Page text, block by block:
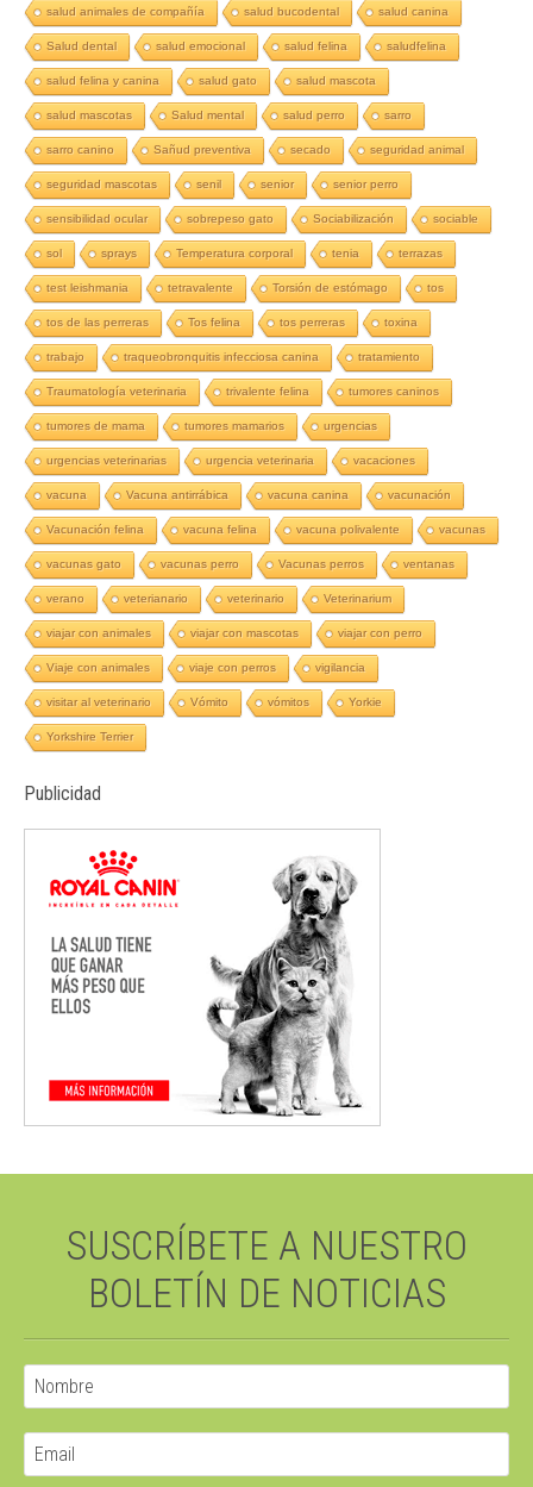
salud animales de compañía salud bucodental salud canina
Salud dental salud emocional salud felina saludfelina
salud felina y canina salud gato salud mascota
salud mascotas Salud mental salud perro sarro
sarro canino Sañud preventiva secado seguridad animal
seguridad mascotas senil senior senior perro
sensibilidad ocular sobrepeso gato Sociabilización sociable
sol sprays Temperatura corporal tenia terrazas
test leishmania tetravalente Torsión de estómago tos
tos de las perreras Tos felina tos perreras toxina
trabajo traqueobronquitis infecciosa canina tratamiento
Traumatología veterinaria trivalente felina tumores caninos
tumores de mama tumores mamarios urgencias
urgencias veterinarias urgencia veterinaria vacaciones
vacuna Vacuna antirrábica vacuna canina vacunación
Vacunación felina vacuna felina vacuna polivalente vacunas
vacunas gato vacunas perro Vacunas perros ventanas
verano veterianario veterinario Veterinarium
viajar con animales viajar con mascotas viajar con perro
Viaje con animales viaje con perros vigilancia
visitar al veterinario Vómito vómitos Yorkie
Yorkshire Terrier
Publicidad
SUSCRÍBETE A NUESTRO
BOLETÍN DE NOTICIAS